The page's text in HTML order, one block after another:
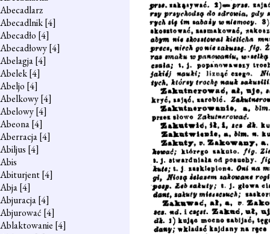
Abecadlarz
Abecadlnik[4]
Abecadło [4]
Abecadłowy[4]
Abelagja[4]
Abelek[4]
Abeljo [4]
Abelkowy[4]
Abelowy[4]
Abeona[4]
Aberracja[4]
Abiljus [4]
Abis
Abiturjent[4]
Abja[4]
Abjuracja[4]
Abjurować [4]
Ablaktowanie [4]